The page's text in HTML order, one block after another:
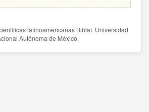
latinoamericanas Biblat. Universidad
Autónoma de México.